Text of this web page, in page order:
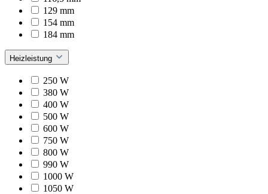
129 mm
154 mm
184 mm
Heizleistung
250 W
380 W
400 W
500 W
600 W
750 W
800 W
990 W
1000 W
1050 W